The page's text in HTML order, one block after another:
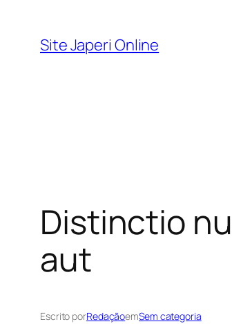
Site Japeri Online
Distinctio
aut
Escrito porRedaçãoemSem categoria